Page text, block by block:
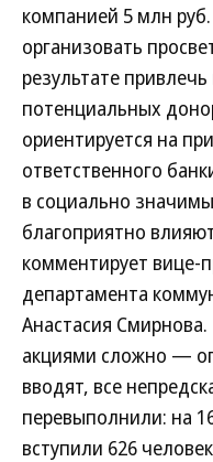
компанией 5 млн
организовать
результате привлечь
потенциальных
ориентируется на
ответственного
в социально
благоприятно
комментирует вице-
департамента
Анастасия
акциями сложно —
вводят, все
перевыполнили: на
вступили 626